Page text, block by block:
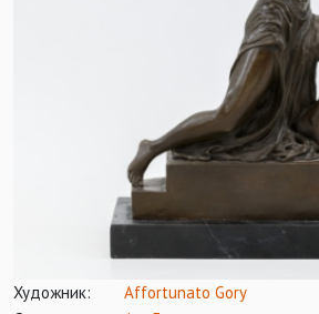
Художник:
Affortunato Gory